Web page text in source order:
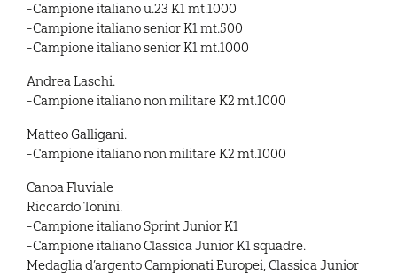
-Campione italiano u.23 K1 mt.1000
-Campione italiano senior K1 mt.500
-Campione italiano senior K1 mt.1000
Andrea Laschi.
-Campione italiano non militare K2 mt.1000
Matteo Galligani.
-Campione italiano non militare K2 mt.1000
Canoa Fluviale
Riccardo Tonini.
-Campione italiano Sprint Junior K1
-Campione italiano Classica Junior K1 squadre.
Medaglia d’argento Campionati Europei, Classica Junior